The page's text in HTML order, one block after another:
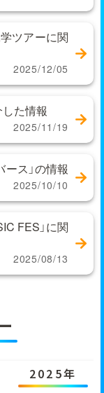
ツアーに関
2025/12/05
た情報
2025/11/19
ス」の情報
2025/10/10
FES」に関
2025/08/13
2025年